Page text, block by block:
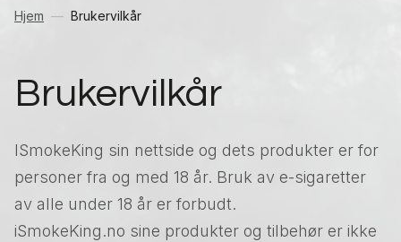
Hjem Brukervilkår
Brukervilkår
ISmokeKing sin nettside og dets produkter er for
personer fra og med 18 år. Bruk av e-sigaretter
av alle under 18 år er forbudt.
iSmokeKing.no sine produkter og tilbehør er ikke